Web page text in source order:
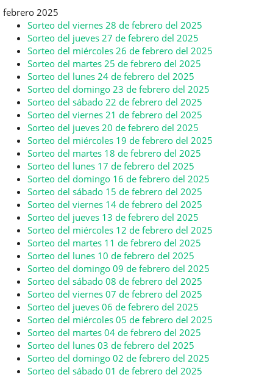
febrero 2025
Sorteo del viernes 28 de febrero del 2025
Sorteo del jueves 27 de febrero del 2025
Sorteo del miércoles 26 de febrero del 2025
Sorteo del martes 25 de febrero del 2025
Sorteo del lunes 24 de febrero del 2025
Sorteo del domingo 23 de febrero del 2025
Sorteo del sábado 22 de febrero del 2025
Sorteo del viernes 21 de febrero del 2025
Sorteo del jueves 20 de febrero del 2025
Sorteo del miércoles 19 de febrero del 2025
Sorteo del martes 18 de febrero del 2025
Sorteo del lunes 17 de febrero del 2025
Sorteo del domingo 16 de febrero del 2025
Sorteo del sábado 15 de febrero del 2025
Sorteo del viernes 14 de febrero del 2025
Sorteo del jueves 13 de febrero del 2025
Sorteo del miércoles 12 de febrero del 2025
Sorteo del martes 11 de febrero del 2025
Sorteo del lunes 10 de febrero del 2025
Sorteo del domingo 09 de febrero del 2025
Sorteo del sábado 08 de febrero del 2025
Sorteo del viernes 07 de febrero del 2025
Sorteo del jueves 06 de febrero del 2025
Sorteo del miércoles 05 de febrero del 2025
Sorteo del martes 04 de febrero del 2025
Sorteo del lunes 03 de febrero del 2025
Sorteo del domingo 02 de febrero del 2025
Sorteo del sábado 01 de febrero del 2025